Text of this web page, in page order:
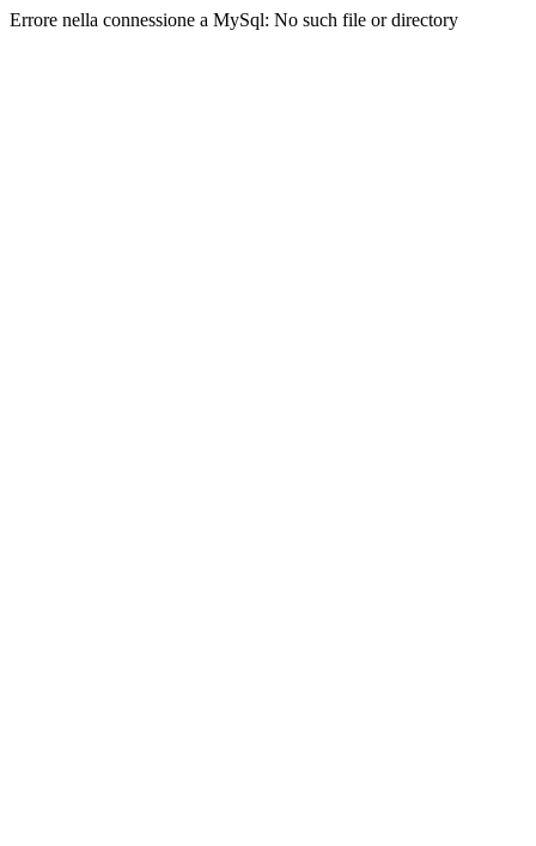
Errore nella connessione a MySql: No such file or directory